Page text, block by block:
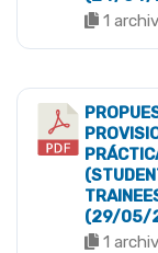
1
(29/05/
1